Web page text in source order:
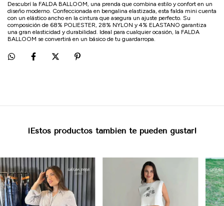
Descubrí la FALDA BALLOOM, una prenda que combina estilo y confort en un
diseño moderno. Confeccionada en bengalina elastizada, esta falda mini cuenta
con un elástico ancho en la cintura que asegura un ajuste perfecto. Su
composición de 68% POLIESTER, 28% NYLON y 4% ELASTANO garantiza
una gran elasticidad y durabilidad. Ideal para cualquier ocasión, la FALDA
BALLOOM se convertirá en un básico de tu guardarropa.
¡Estos productos también te pueden gustar!